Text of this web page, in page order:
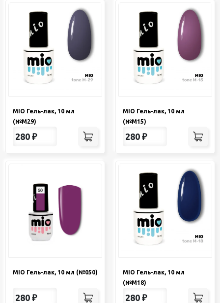
MIO Гель-лак, 10 мл
(№М29)
280 ₽
MIO Гель-лак, 10 мл
(№М15)
280 ₽
MIO Гель-лак, 10 мл (№050)
280 ₽
MIO Гель-лак, 10 мл
(№М18)
280 ₽